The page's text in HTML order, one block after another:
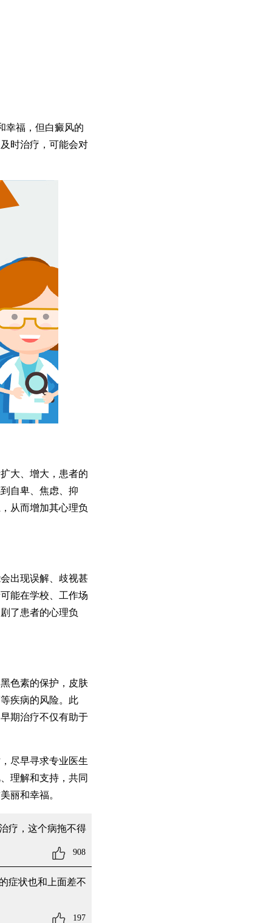
幸福，但白癜风的
时治疗，可能会对
大、增大，患者的
自卑、焦虑、抑
从而增加其心理负
出现误解、歧视甚
能在学校、工作场
了患者的心理负
色素的保护，皮肤
疾病的风险。此
期治疗不仅有助于
尽早寻求专业医生
理解和支持，共同
丽和幸福。
疗，这个病拖不得
908
症状也和上面差不
197